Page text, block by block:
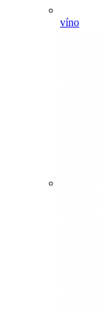
víno